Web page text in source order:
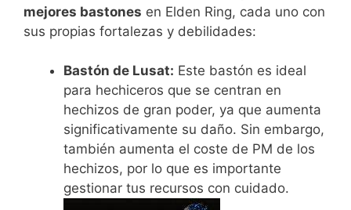
mejores bastones en Elden Ring, cada uno con
sus propias fortalezas y debilidades:
Bastón de Lusat: Este bastón es ideal
para hechiceros que se centran en
hechizos de gran poder, ya que aumenta
significativamente su daño. Sin embargo,
también aumenta el coste de PM de los
hechizos, por lo que es importante
gestionar tus recursos con cuidado.